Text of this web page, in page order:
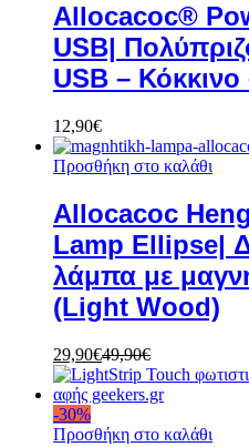
Allocacoc®
USB|
USB –
12,90€
Προσθήκη στο καλάθι
Allocacoc
Lamp Ellipse|
λάμπα με
(Light Wood)
29,90€49,90€
-30%
Προσθήκη στο καλάθι